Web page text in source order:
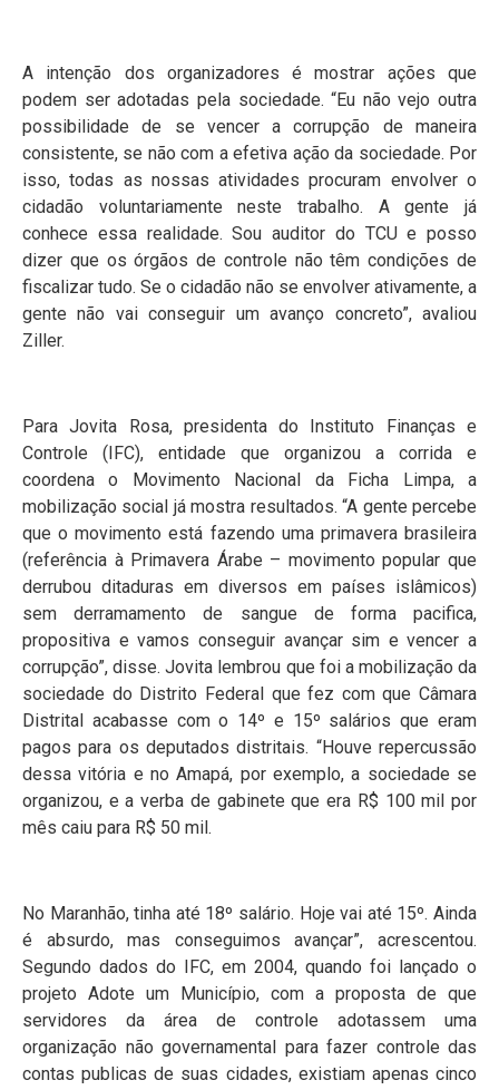
A intenção dos organizadores é mostrar ações que
podem ser adotadas pela sociedade. “Eu não vejo outra
possibilidade de se vencer a corrupção de maneira
consistente, se não com a efetiva ação da sociedade. Por
isso, todas as nossas atividades procuram envolver o
cidadão voluntariamente neste trabalho. A gente já
conhece essa realidade. Sou auditor do TCU e posso
dizer que os órgãos de controle não têm condições de
fiscalizar tudo. Se o cidadão não se envolver ativamente, a
gente não vai conseguir um avanço concreto”, avaliou
Ziller.
Para Jovita Rosa, presidenta do Instituto Finanças e
Controle (IFC), entidade que organizou a corrida e
coordena o Movimento Nacional da Ficha Limpa, a
mobilização social já mostra resultados. “A gente percebe
que o movimento está fazendo uma primavera brasileira
(referência à Primavera Árabe – movimento popular que
derrubou ditaduras em diversos em países islâmicos)
sem derramamento de sangue de forma pacifica,
propositiva e vamos conseguir avançar sim e vencer a
corrupção”, disse. Jovita lembrou que foi a mobilização da
sociedade do Distrito Federal que fez com que Câmara
Distrital acabasse com o 14º e 15º salários que eram
pagos para os deputados distritais. “Houve repercussão
dessa vitória e no Amapá, por exemplo, a sociedade se
organizou, e a verba de gabinete que era R$ 100 mil por
mês caiu para R$ 50 mil.
No Maranhão, tinha até 18º salário. Hoje vai até 15º. Ainda
é absurdo, mas conseguimos avançar”, acrescentou.
Segundo dados do IFC, em 2004, quando foi lançado o
projeto Adote um Município, com a proposta de que
servidores da área de controle adotassem uma
organização não governamental para fazer controle das
contas publicas de suas cidades, existiam apenas cinco